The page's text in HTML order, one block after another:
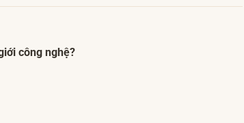
công nghệ?